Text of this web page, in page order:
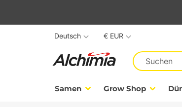
Samen Grow Shop
Deutsch € EUR